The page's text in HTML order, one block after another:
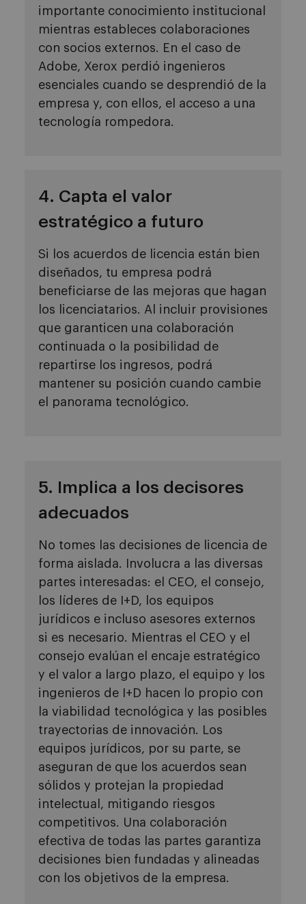
importante conocimiento institucional
mientras estableces colaboraciones
con socios externos. En el caso de
Adobe, Xerox perdió ingenieros
esenciales cuando se desprendió de la
empresa y, con ellos, el acceso a una
tecnología rompedora.
4. Capta el valor
estratégico a futuro
Si los acuerdos de licencia están bien
diseñados, tu empresa podrá
beneficiarse de las mejoras que hagan
los licenciatarios. Al incluir provisiones
que garanticen una colaboración
continuada o la posibilidad de
repartirse los ingresos, podrá
mantener su posición cuando cambie
el panorama tecnológico.
5. Implica a los decisores
adecuados
No tomes las decisiones de licencia de
forma aislada. Involucra a las diversas
partes interesadas: el CEO, el consejo,
los líderes de I+D, los equipos
jurídicos e incluso asesores externos
si es necesario. Mientras el CEO y el
consejo evalúan el encaje estratégico
y el valor a largo plazo, el equipo y los
ingenieros de I+D hacen lo propio con
la viabilidad tecnológica y las posibles
trayectorias de innovación. Los
equipos jurídicos, por su parte, se
aseguran de que los acuerdos sean
sólidos y protejan la propiedad
intelectual, mitigando riesgos
competitivos. Una colaboración
efectiva de todas las partes garantiza
decisiones bien fundadas y alineadas
con los objetivos de la empresa.